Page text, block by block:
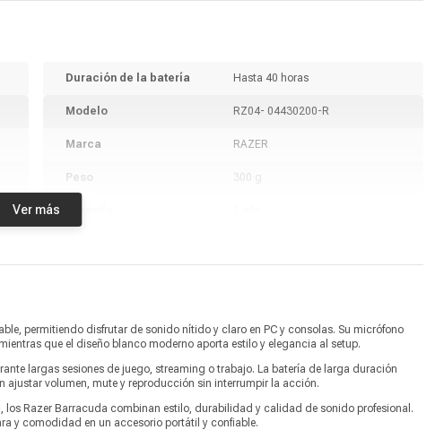
Duración de la batería Hasta 40 horas
Modelo RZ04- 04430200-R
Marca RAZER
Peso 300 g
Ver más
permitiendo disfrutar de sonido nítido y claro en PC y consolas. Su micrófono
que el diseño blanco moderno aporta estilo y elegancia al setup.
largas sesiones de juego, streaming o trabajo. La batería de larga duración
volumen, mute y reproducción sin interrumpir la acción.
Razer Barracuda combinan estilo, durabilidad y calidad de sonido profesional.
y comodidad en un accesorio portátil y confiable.